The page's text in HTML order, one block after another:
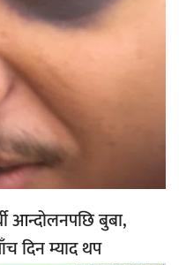
आन्दोलनपछि बुबा,
दिन म्याद थप